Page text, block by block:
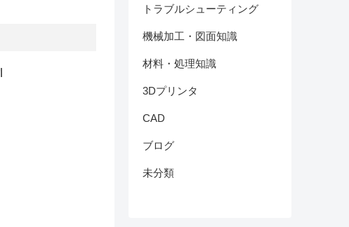
トラブルシューティング
機械加工・図面知識
材料・処理知識
3Dプリンタ
CAD
ブログ
未分類